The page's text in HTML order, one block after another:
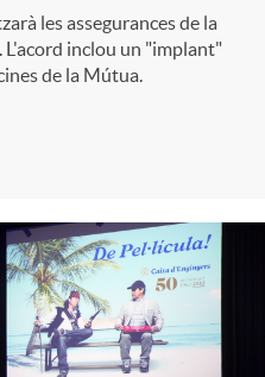
les assegurances de la
inclou un "implant"
de la Mútua.